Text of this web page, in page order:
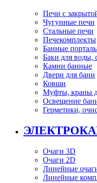
Печи с
Чугунные печи
Стальные печи
Печекомплекты
Банные
Баки для воды,
Камни банные
Двери для бани
Ковши
Муфты, краны
Освещение
Герметики,
Очаги 3D
Очаги 2D
Линейные
Линейные